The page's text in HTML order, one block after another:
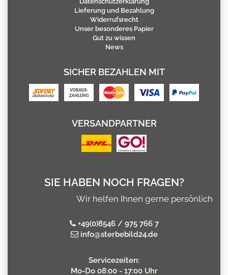
Lieferung und Bezahlung
Widerrufsrecht
Unser besonderes Papier
Gut zu wissen
News
SICHER BEZAHLEN MIT
VERSANDPARTNER
SIE HABEN NOCH FRAGEN?
Wir helfen Ihnen gerne persönlich
+49(0)8546 / 975 766 7
info@sterbebild24.de
Servicezeiten:
Mo-Do 08:00 - 17:00 Uhr